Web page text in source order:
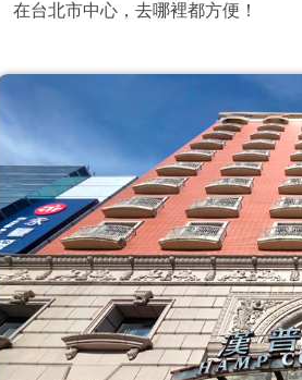
在台北市中心，去哪裡都方便！